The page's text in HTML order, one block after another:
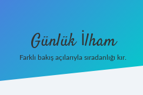
Günlük İlham
Farklı bakış açılarıyla sıradanlığı kır.